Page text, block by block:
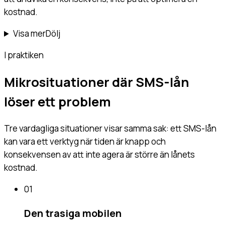
kostnad.
Visa merDölj
I praktiken
Mikrosituationer där SMS-lån
löser ett problem
Tre vardagliga situationer visar samma sak: ett SMS-lån
kan vara ett verktyg när tiden är knapp och
konsekvensen av att inte agera är större än lånets
kostnad.
01
Den trasiga mobilen